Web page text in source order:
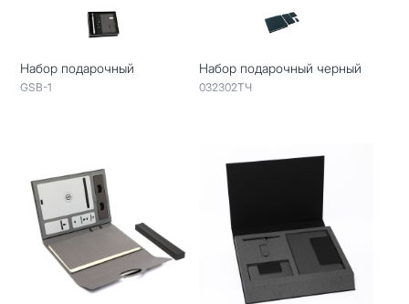
Набор подарочный
GSB-1
Набор подарочный черный
032302ТЧ